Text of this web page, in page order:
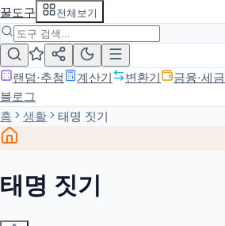
꿀도구 전체보기
랜덤·추첨 계산기 변환기 금융·세금
블로그
홈
생활 태명 짓기
태명 짓기